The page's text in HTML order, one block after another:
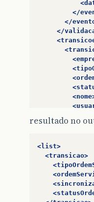
}
}
}
}
}
}
</
</
</
</
resultado no
<list>
<transicao>